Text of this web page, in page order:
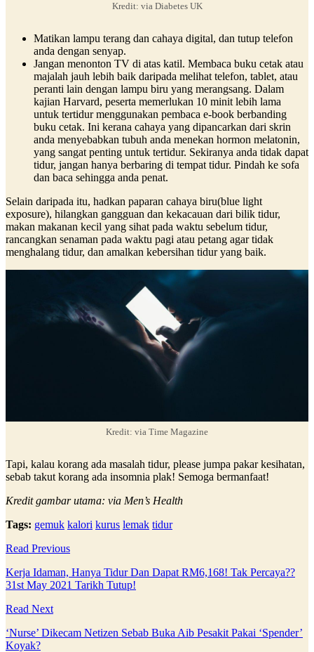
Kredit: via Diabetes UK
Matikan lampu terang dan cahaya digital, dan tutup telefon
anda dengan senyap.
Jangan menonton TV di atas katil. Membaca buku cetak atau
majalah jauh lebih baik daripada melihat telefon, tablet, atau
peranti lain dengan lampu biru yang merangsang. Dalam
kajian Harvard, peserta memerlukan 10 minit lebih lama
untuk tertidur menggunakan pembaca e-book berbanding
buku cetak. Ini kerana cahaya yang dipancarkan dari skrin
anda menyebabkan tubuh anda menekan hormon melatonin,
yang sangat penting untuk tertidur. Sekiranya anda tidak dapat
tidur, jangan hanya berbaring di tempat tidur. Pindah ke sofa
dan baca sehingga anda penat.
Selain daripada itu, hadkan paparan cahaya biru(blue light
exposure), hilangkan gangguan dan kekacauan dari bilik tidur,
makan makanan kecil yang sihat pada waktu sebelum tidur,
rancangkan senaman pada waktu pagi atau petang agar tidak
menghalang tidur, dan amalkan kebersihan tidur yang baik.
Kredit: via Time Magazine
Tapi, kalau korang ada masalah tidur, please jumpa pakar kesihatan,
sebab takut korang ada insomnia plak! Semoga bermanfaat!
Kredit gambar utama: via Men’s Health
Tags: gemuk kalori kurus lemak tidur
Read Previous
Kerja Idaman, Hanya Tidur Dan Dapat RM6,168! Tak Percaya??
31st May 2021 Tarikh Tutup!
Read Next
‘Nurse’ Dikecam Netizen Sebab Buka Aib Pesakit Pakai ‘Spender’
Koyak?